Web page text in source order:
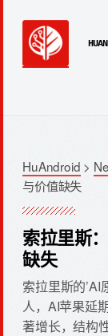
HuAndroid >
与价值缺失
索拉里斯
缺失
索拉里斯的
人，AI苹果延
著增长，结构